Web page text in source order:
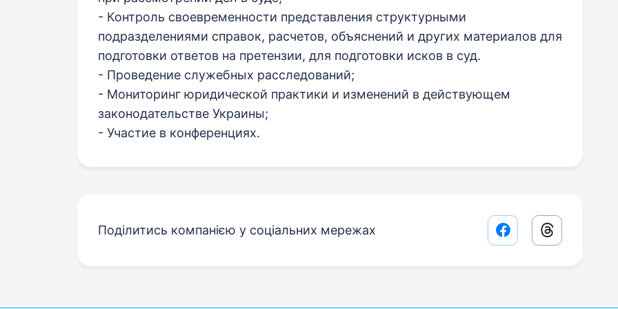
- Контроль своевременности представления структурными
подразделениями справок, расчетов, объяснений и других материалов для
подготовки ответов на претензии, для подготовки исков в суд.
- Проведение служебных расследований;
- Мониторинг юридической практики и изменений в действующем
законодательстве Украины;
- Участие в конференциях.
Поділитись компанією у соціальних мережах Facebook share link
Threads